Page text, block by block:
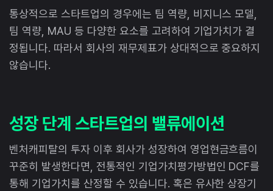
통상적으로 스타트업의 경우에는 팀 역량, 비지니스 모델,
팀 역량, MAU 등 다양한 요소를 고려하여 기업가치가 결
정됩니다. 따라서 회사의 재무제표가 상대적으로 중요하지
않습니다.
성장 단계 스타트업의 밸류에이션
벤처캐피탈의 투자 이후 회사가 성장하여 영업현금흐름이
꾸준히 발생한다면, 전통적인 기업가치평가방법인 DCF를
통해 기업가치를 산정할 수 있습니다. 혹은 유사한 상장기